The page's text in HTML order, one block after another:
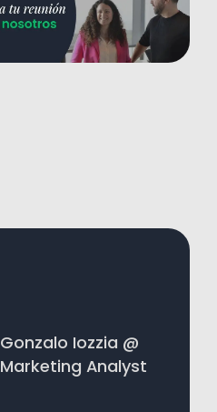
Gonzalo Iozzia @
Marketing Analyst